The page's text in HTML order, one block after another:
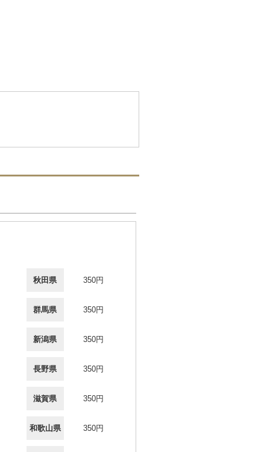
秋田県 350円
群馬県 350円
新潟県 350円
長野県 350円
滋賀県 350円
和歌山県 350円